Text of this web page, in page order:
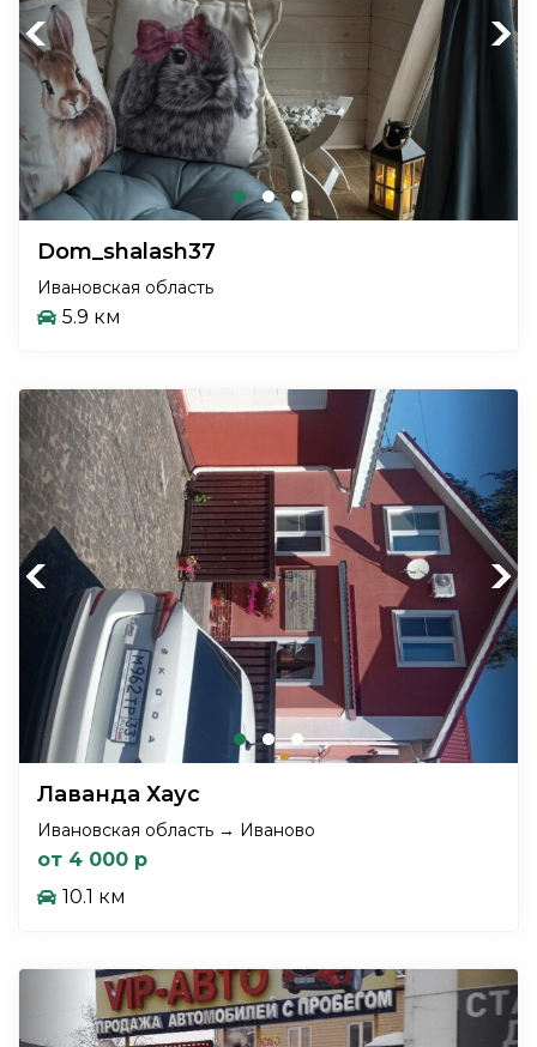
Previous Next
Dom_shalash37
Ивановская область
5.9 км
Previous Next
Лаванда Хаус
Ивановская область → Иваново
от 4 000 р
10.1 км